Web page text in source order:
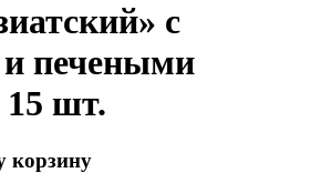
с
печеными
шт.
корзину